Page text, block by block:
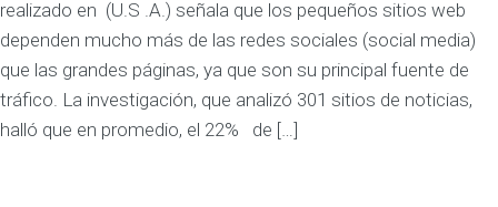
realizado en (U.S .A.) señala que los pequeños sitios web
dependen mucho más de las redes sociales (social media)
que las grandes páginas, ya que son su principal fuente de
tráfico. La investigación, que analizó 301 sitios de noticias,
halló que en promedio, el 22% de […]